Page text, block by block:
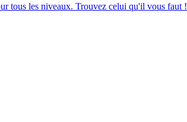
tous les niveaux. Trouvez celui qu'il vous faut !